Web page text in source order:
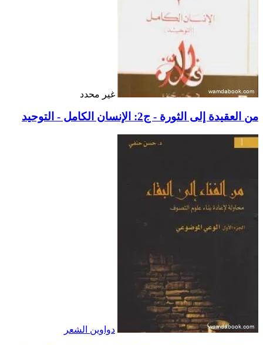
غير محدد
من العقيدة إلى الثورة - ج2: الإنسان الكامل - التوحيد
دواوين الشعر